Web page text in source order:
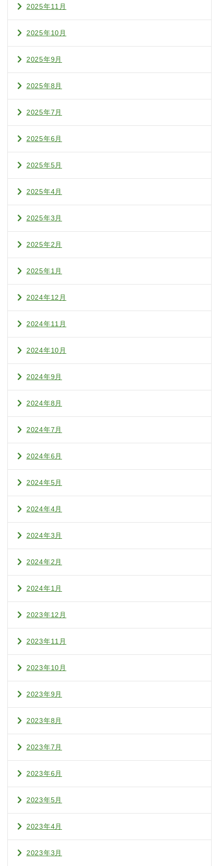
2025年11月
2025年10月
2025年9月
2025年8月
2025年7月
2025年6月
2025年5月
2025年4月
2025年3月
2025年2月
2025年1月
2024年12月
2024年11月
2024年10月
2024年9月
2024年8月
2024年7月
2024年6月
2024年5月
2024年4月
2024年3月
2024年2月
2024年1月
2023年12月
2023年11月
2023年10月
2023年9月
2023年8月
2023年7月
2023年6月
2023年5月
2023年4月
2023年3月